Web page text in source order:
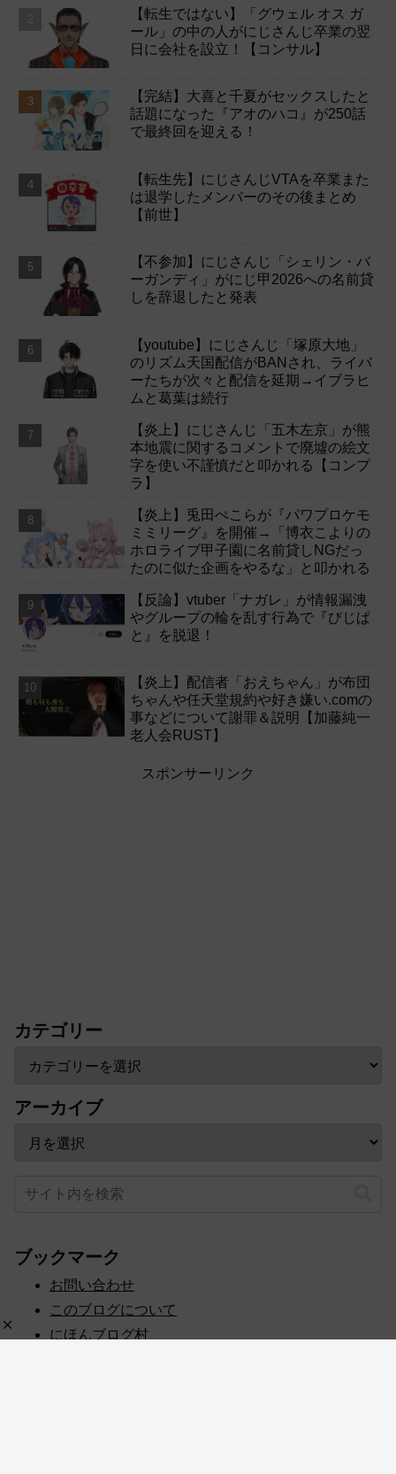
【転生ではない】「グウェル オス ガ
ール」の中の人がにじさんじ卒業の翌
日に会社を設立！【コンサル】
【完結】大喜と千夏がセックスしたと
話題になった『アオのハコ』が250話
で最終回を迎える！
【転生先】にじさんじVTAを卒業また
は退学したメンバーのその後まとめ
【前世】
【不参加】にじさんじ「シェリン・バ
ーガンディ」がにじ甲2026への名前貸
しを辞退したと発表
【youtube】にじさんじ「塚原大地」
のリズム天国配信がBANされ、ライバ
ーたちが次々と配信を延期→イブラヒ
ムと葛葉は続行
【炎上】にじさんじ「五木左京」が熊
本地震に関するコメントで廃墟の絵文
字を使い不謹慎だと叩かれる【コンプ
ラ】
【炎上】兎田ぺこらが『パワプロケモ
ミミリーグ』を開催→「博衣こよりの
ホロライブ甲子園に名前貸しNGだっ
たのに似た企画をやるな」と叩かれる
【反論】vtuber「ナガレ」が情報漏洩
やグループの輪を乱す行為で『びじぱ
と』を脱退！
【炎上】配信者「おえちゃん」が布団
ちゃんや任天堂規約や好き嫌い.comの
事などについて謝罪＆説明【加藤純一
老人会RUST】
スポンサーリンク
カテゴリー
アーカイブ
ブックマーク
お問い合わせ
このブログについて
にほんブログ村